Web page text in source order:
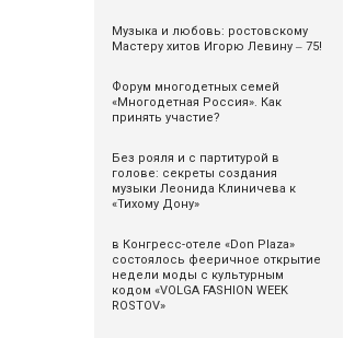
Музыка и любовь: ростовскому
Мастеру хитов Игорю Левину ‒ 75!
Форум многодетных семей
«Многодетная Россия». Как
принять участие?
Без рояля и с партитурой в
голове: секреты создания
музыки Леонида Клиничева к
«Тихому Дону»
в Конгресс-отеле «Don Plaza»
состоялось фееричное открытие
недели моды с культурным
кодом «VOLGA FASHION WEEK
ROSTOV»